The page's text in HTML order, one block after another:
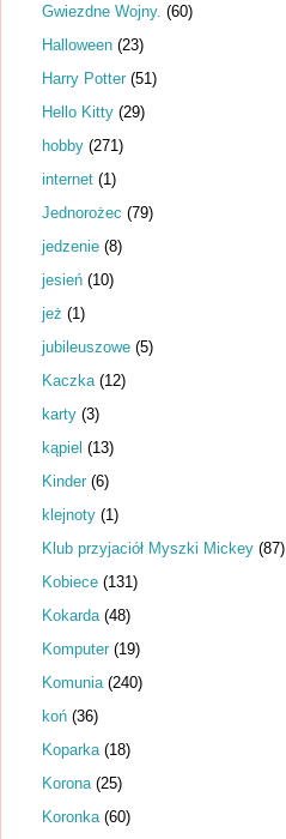
Gwiezdne Wojny. (60)
Halloween (23)
Harry Potter (51)
Hello Kitty (29)
hobby (271)
internet (1)
Jednorożec (79)
jedzenie (8)
jesień (10)
jeż (1)
jubileuszowe (5)
Kaczka (12)
karty (3)
kąpiel (13)
Kinder (6)
klejnoty (1)
Klub przyjaciół Myszki Mickey (87)
Kobiece (131)
Kokarda (48)
Komputer (19)
Komunia (240)
koń (36)
Koparka (18)
Korona (25)
Koronka (60)